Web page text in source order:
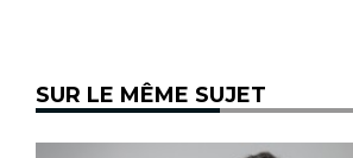
SUR LE MÊME SUJET